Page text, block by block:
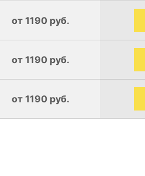
от 1190 руб.
от 1190 руб.
от 1190 руб.